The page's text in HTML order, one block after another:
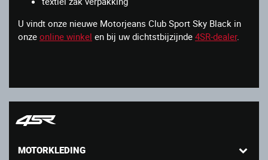
U vindt onze nieuwe Motorjeans Club Sport Sky Black in
onze online winkel en bij uw dichtstbijzijnde 4SR-dealer.
MOTORKLEDING